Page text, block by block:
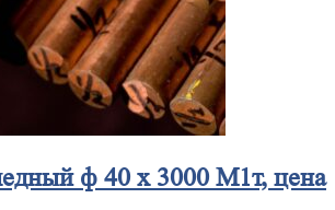
ф 40 х 3000 М1т, цена